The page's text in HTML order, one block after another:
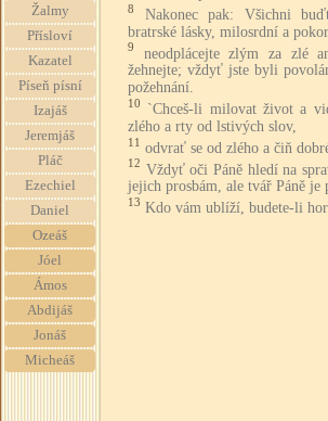
Žalmy
Přísloví
Kazatel
Píseň písní
Izajáš
Jeremjáš
Pláč
Ezechiel
Daniel
Ozeáš
Jóel
Ámos
Abdijáš
Jonáš
Micheáš
8
Nakonec pak: Všichni
bratrské lásky, milosrdní a
9
neodplácejte zlým za zlé
žehnejte; vždyť jste byli
požehnání.
10
`Chceš-li milovat život a
zlého a rty od lstivých slov,
11 odvrať se od zlého a čiň
12 Vždyť oči Páně hledí na
jejich prosbám, ale tvář Páně
13 Kdo vám ublíží, budete-li